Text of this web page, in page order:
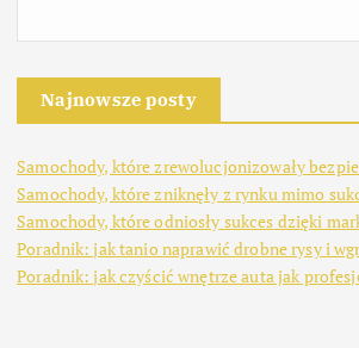
Najnowsze posty
Samochody, które zrewolucjonizowały
Samochody, które zniknęły z rynku mimo
Samochody, które odniosły sukces dzięki
Poradnik: jak tanio naprawić drobne rysy i
Poradnik: jak czyścić wnętrze auta jak